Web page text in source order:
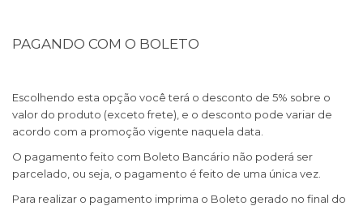
PAGANDO COM O BOLETO
Escolhendo esta opção você terá o desconto de 5% sobre o
valor do produto (exceto frete), e o desconto pode variar de
acordo com a promoção vigente naquela data.
O pagamento feito com Boleto Bancário não poderá ser
parcelado, ou seja, o pagamento é feito de uma única vez.
Para realizar o pagamento imprima o Boleto gerado no final do